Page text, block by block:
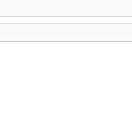
AUTORE: Sergio